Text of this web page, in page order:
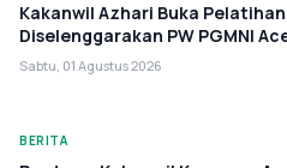
Kakanwil Azhari Buka Pelatihan
Diselenggarakan PW PGMNI
Sabtu, 01 Agustus 2026
BERITA